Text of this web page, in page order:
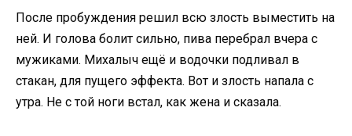
После пробуждения решил всю злость выместить на
ней. И голова болит сильно, пива перебрал вчера с
мужиками. Михалыч ещё и водочки подливал в
стакан, для пущего эффекта. Вот и злость напала с
утра. Не с той ноги встал, как жена и сказала.